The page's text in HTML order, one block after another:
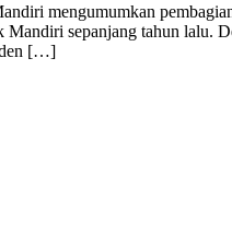
mengumumkan pembagian
sepanjang tahun lalu.
[…]